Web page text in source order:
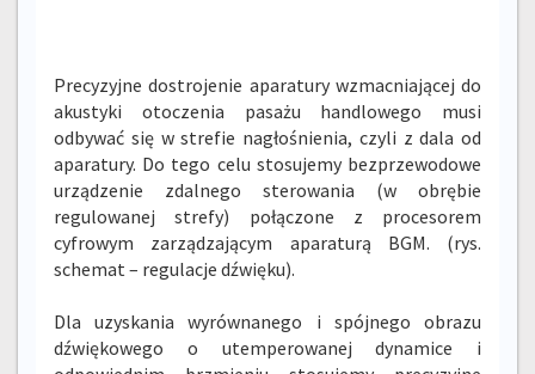
Precyzyjne dostrojenie aparatury wzmacniającej do
akustyki otoczenia pasażu handlowego musi
odbywać się w strefie nagłośnienia, czyli z dala od
aparatury. Do tego celu stosujemy bezprzewodowe
urządzenie zdalnego sterowania (w obrębie
regulowanej strefy) połączone z procesorem
cyfrowym zarządzającym aparaturą BGM. (rys.
schemat – regulacje dźwięku).
Dla uzyskania wyrównanego i spójnego obrazu
dźwiękowego o utemperowanej dynamice i